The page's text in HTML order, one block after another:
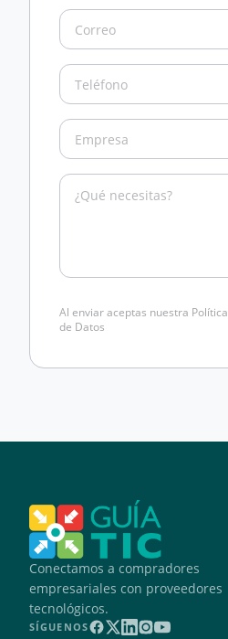
Al enviar aceptas nuestra Política
de Datos
Conectamos a compradores
empresariales con proveedores
tecnológicos.
SÍGUENOS